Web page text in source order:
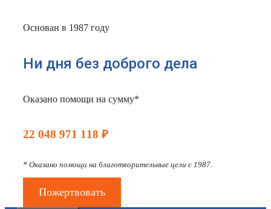
Основан в 1987 году
Ни дня без доброго дела
Оказано помощи на сумму*
22 048 971 118 ₽
* Оказано помощи на благотворительные цели с 1987.
Пожертвовать